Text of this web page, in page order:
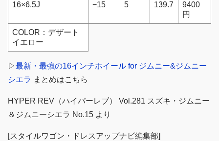
16×6.5J −15 5 139.7
9400
円
COLOR：デザート
イエロー
▷最新・最強の16インチホイール for ジムニー&ジムニー
シエラ まとめはこちら
HYPER REV（ハイパーレブ） Vol.281 スズキ・ジムニー
＆ジムニーシエラ No.15 より
[スタイルワゴン・ドレスアップナビ編集部]